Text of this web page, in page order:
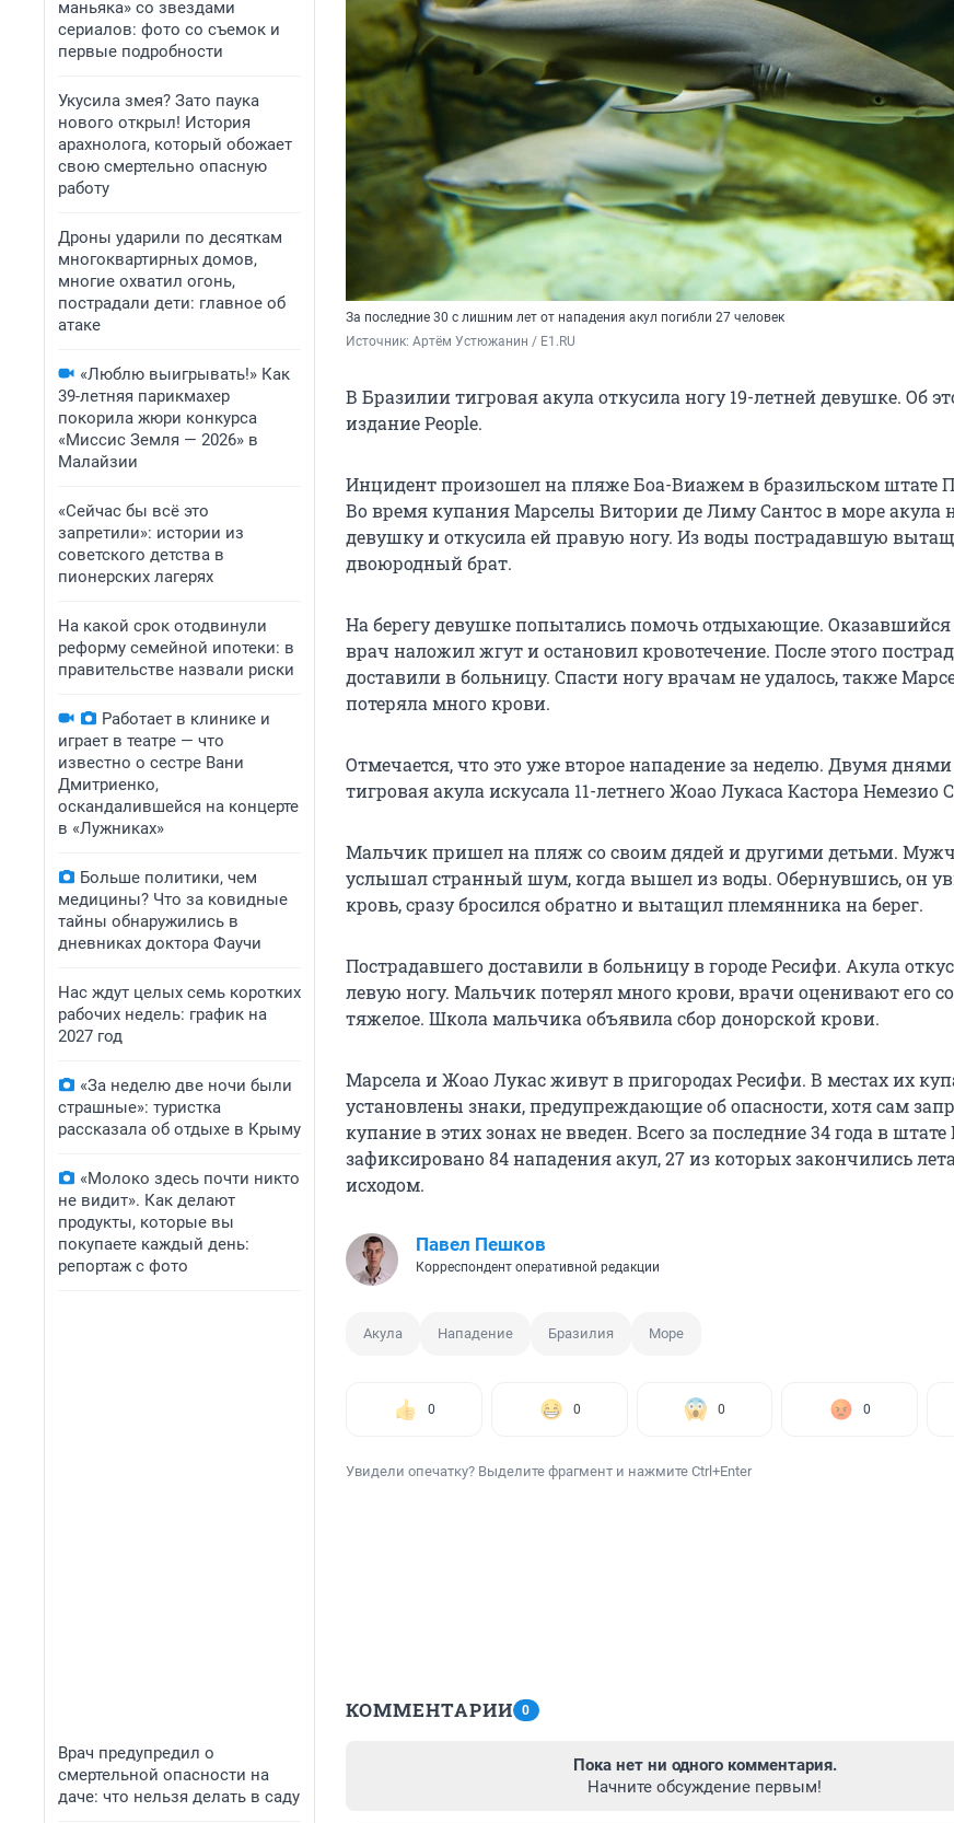
маньяка» со звездами
сериалов: фото со съемок и
первые подробности
Укусила змея? Зато паука
нового открыл! История
арахнолога, который обожает
свою смертельно опасную
работу
Дроны ударили по десяткам
многоквартирных домов,
многие охватил огонь,
пострадали дети: главное об
атаке
«Люблю выигрывать!» Как
39-летняя парикмахер
покорила жюри конкурса
«Миссис Земля — 2026» в
Малайзии
«Сейчас бы всё это
запретили»: истории из
советского детства в
пионерских лагерях
На какой срок отодвинули
реформу семейной ипотеки: в
правительстве назвали риски
Работает в клинике и
играет в театре — что
известно о сестре Вани
Дмитриенко,
оскандалившейся на концерте
в «Лужниках»
Больше политики, чем
медицины? Что за ковидные
тайны обнаружились в
дневниках доктора Фаучи
Нас ждут целых семь коротких
рабочих недель: график на
2027 год
«За неделю две ночи были
страшные»: туристка
рассказала об отдыхе в Крыму
«Молоко здесь почти никто
не видит». Как делают
продукты, которые вы
покупаете каждый день:
репортаж с фото
Врач предупредил о
смертельной опасности на
даче: что нельзя делать в саду
За последние 30 с лишним лет от нападения акул погибли 27 человек
Источник: Артём Устюжанин / E1.RU
В Бразилии тигровая акула откусила ногу 19-летней девушке. Об
издание People.
Инцидент произошел на пляже Боа-Виажем в бразильском штате
Во время купания Марселы Витории де Лиму Сантос в море акула
девушку и откусила ей правую ногу. Из воды пострадавшую
двоюродный брат.
На берегу девушке попытались помочь отдыхающие. Оказавшийся
врач наложил жгут и остановил кровотечение. После этого
доставили в больницу. Спасти ногу врачам не удалось, также
потеряла много крови.
Отмечается, что это уже второе нападение за неделю. Двумя днями
тигровая акула искусала 11-летнего Жоао Лукаса Кастора Немезио
Мальчик пришел на пляж со своим дядей и другими детьми.
услышал странный шум, когда вышел из воды. Обернувшись, он
кровь, сразу бросился обратно и вытащил племянника на берег.
Пострадавшего доставили в больницу в городе Ресифи. Акула
левую ногу. Мальчик потерял много крови, врачи оценивают его
тяжелое. Школа мальчика объявила сбор донорской крови.
Марсела и Жоао Лукас живут в пригородах Ресифи. В местах их
установлены знаки, предупреждающие об опасности, хотя сам
купание в этих зонах не введен. Всего за последние 34 года в
зафиксировано 84 нападения акул, 27 из которых закончились
исходом.
Павел Пешков
Корреспондент оперативной редакции
Акула Нападение Бразилия Море
0 0 0 0
Увидели опечатку? Выделите фрагмент и нажмите Ctrl+Enter
КОММЕНТАРИИ 0
Пока нет ни одного комментария.
Начните обсуждение первым!